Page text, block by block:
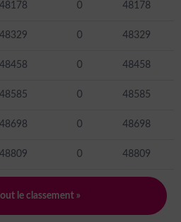
48178 0 48178
48329 0 48329
48458 0 48458
48585 0 48585
48698 0 48698
48809 0 48809
le classement »